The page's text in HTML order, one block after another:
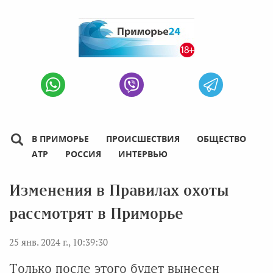
В ПРИМОРЬЕ ПРОИСШЕСТВИЯ
ОБЩЕСТВО
АТР
РОССИЯ ИНТЕРВЬЮ
Изменения в Правилах охоты
рассмотрят в Приморье
25 янв. 2024 г., 10:39:30
Только после этого будет вынесен